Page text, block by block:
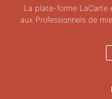
La plate-forme LaCarte
aux Professionnels de